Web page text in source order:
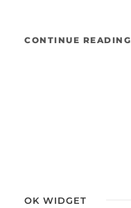
CONTINUE READING
OK WIDGET